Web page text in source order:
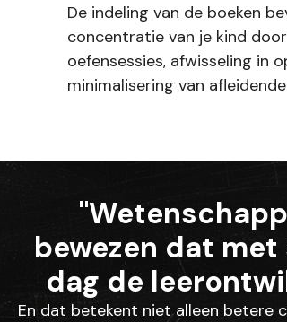
De indeling van de boeken
concentratie van je kind
oefensessies, afwisseling in
minimalisering van
bewezen dat
dag de
En dat betekent niet alleen betere